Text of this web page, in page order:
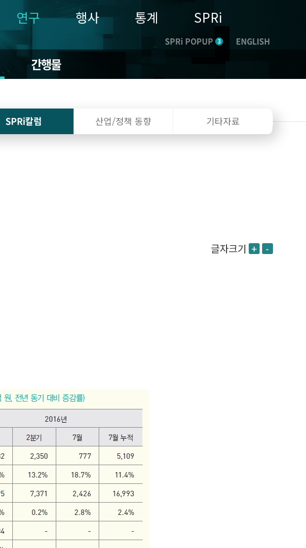
연구 행사 통계 SPRi
SPRi POPUP 3 ENGLISH
간행물
SPRi칼럼 산업/정책 동향 기타자료
글자크기 + -